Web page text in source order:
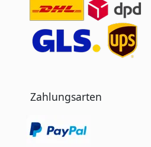
Zahlungsarten